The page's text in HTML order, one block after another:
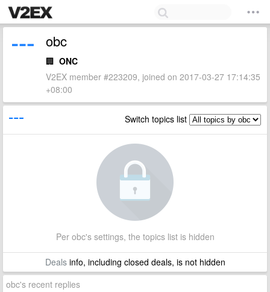
obc
🏢 ONC
V2EX member #223209, joined on 2017-03-27 17:14:35
+08:00
Switch topics list
Per obc's settings, the topics list is hidden
Dealsinfo, including closed deals, is not hidden
obc's recent replies